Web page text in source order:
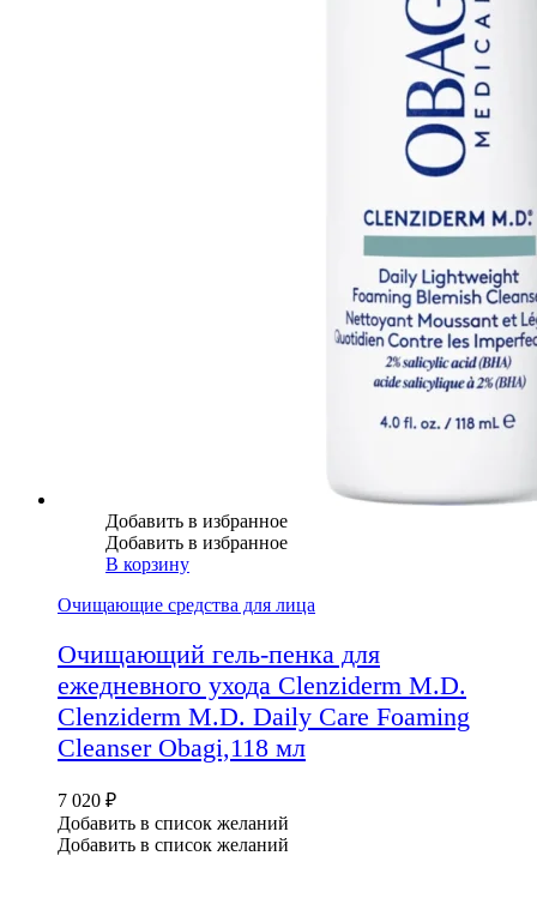
Добавить в избранное
Добавить в избранное
В корзину
Очищающие средства для лица
Очищающий гель-пенка для
ежедневного ухода Clenziderm M.D.
Clenziderm M.D. Daily Care Foaming
Cleanser Obagi,118 мл
7 020 ₽
Добавить в список желаний
Добавить в список желаний